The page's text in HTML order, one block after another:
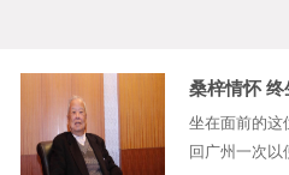
桑梓情怀 终
坐在面前的这
回广州一次